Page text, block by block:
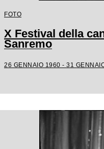
FOTO
X Festival della
Sanremo
26 GENNAIO 1960 - 31